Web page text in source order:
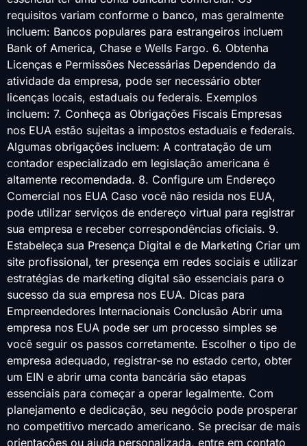
requisitos variam conforme o banco, mas geralmente
incluem: Bancos populares para estrangeiros incluem
Bank of America, Chase e Wells Fargo. 6. Obtenha
Licenças e Permissões Necessárias Dependendo da
atividade da empresa, pode ser necessário obter
licenças locais, estaduais ou federais. Exemplos
incluem: 7. Conheça as Obrigações Fiscais Empresas
nos EUA estão sujeitas a impostos estaduais e federais.
Algumas obrigações incluem: A contratação de um
contador especializado em legislação americana é
altamente recomendada. 8. Configure um Endereço
Comercial nos EUA Caso você não resida nos EUA,
pode utilizar serviços de endereço virtual para registrar
sua empresa e receber correspondências oficiais. 9.
Estabeleça sua Presença Digital e de Marketing Criar um
site profissional, ter presença em redes sociais e utilizar
estratégias de marketing digital são essenciais para o
sucesso da sua empresa nos EUA. Dicas para
Empreendedores Internacionais Conclusão Abrir uma
empresa nos EUA pode ser um processo simples se
você seguir os passos corretamente. Escolher o tipo de
empresa adequado, registrar-se no estado certo, obter
um EIN e abrir uma conta bancária são etapas
essenciais para começar a operar legalmente. Com
planejamento e dedicação, seu negócio pode prosperar
no competitivo mercado americano. Se precisar de mais
orientações ou ajuda personalizada, entre em contato